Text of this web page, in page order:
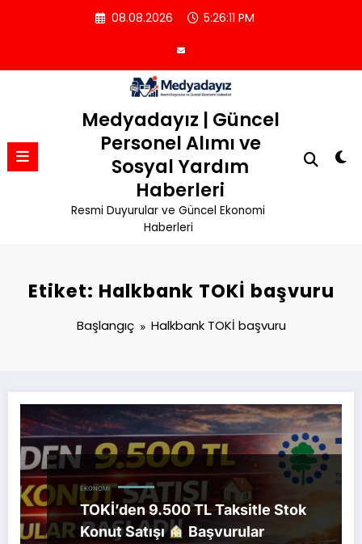
08.08.2026 5:26:12 PM
Medyadayız | Güncel
Personel Alımı ve
Sosyal Yardım
Haberleri
Resmi Duyurular ve Güncel Ekonomi
Haberleri
Etiket: Halkbank TOKİ başvuru
Başlangıç Halkbank TOKİ başvuru
EKONOMI
TOKİ’den 9.500 TL Taksitle Stok
Konut Satışı
Başvurular